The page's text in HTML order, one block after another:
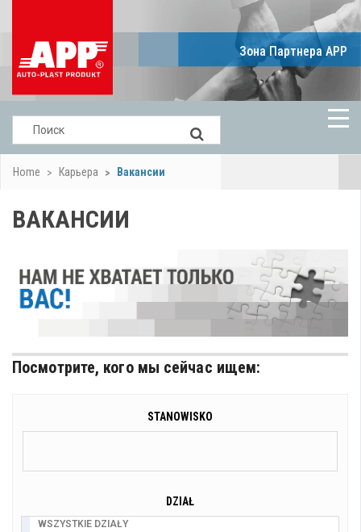
Зона Партнера APP
Home Карьера Вакансии
ВАКАНСИИ
Посмотрите, кого мы сейчас ищем:
STANOWISKO
DZIAŁ